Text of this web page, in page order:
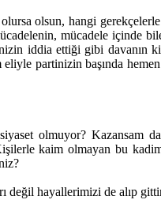
olsun, hangi
mücadele içinde
iddia ettiği gibi davanın
eliyle partinizin başında
olmuyor? Kazansam
kaim olmayan bu
değil hayallerimizi de alıp